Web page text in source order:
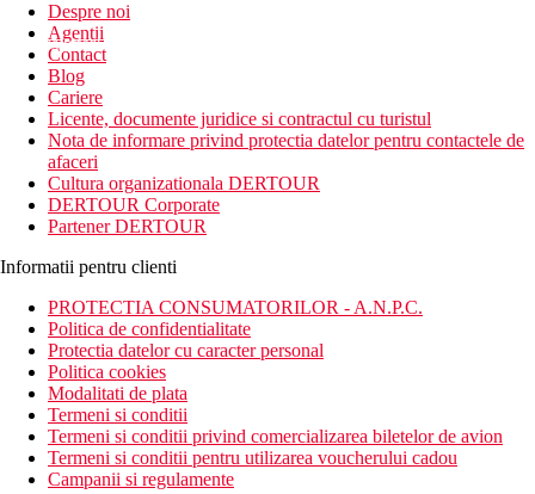
newsletter!
Despre noi
Agentii
Contact
Blog
Cariere
Licente, documente juridice si contractul cu turistul
Nota de informare privind protectia datelor pentru contactele de
afaceri
Cultura organizationala DERTOUR
DERTOUR Corporate
Partener DERTOUR
Informatii pentru clienti
PROTECTIA CONSUMATORILOR - A.N.P.C.
Politica de confidentialitate
Protectia datelor cu caracter personal
Politica cookies
Modalitati de plata
Termeni si conditii
Termeni si conditii privind comercializarea biletelor de avion
Termeni si conditii pentru utilizarea voucherului cadou
Campanii si regulamente